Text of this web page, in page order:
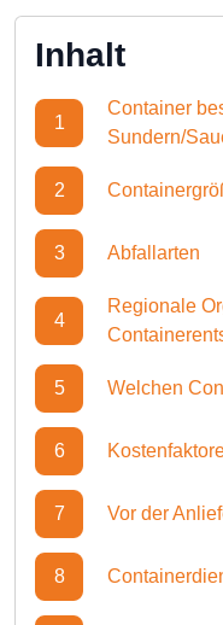
Inhalt
1
Container
Sundern/
2
3 Abfallarten
4
Regionale
5 Welchen
6
7 Vor der
8